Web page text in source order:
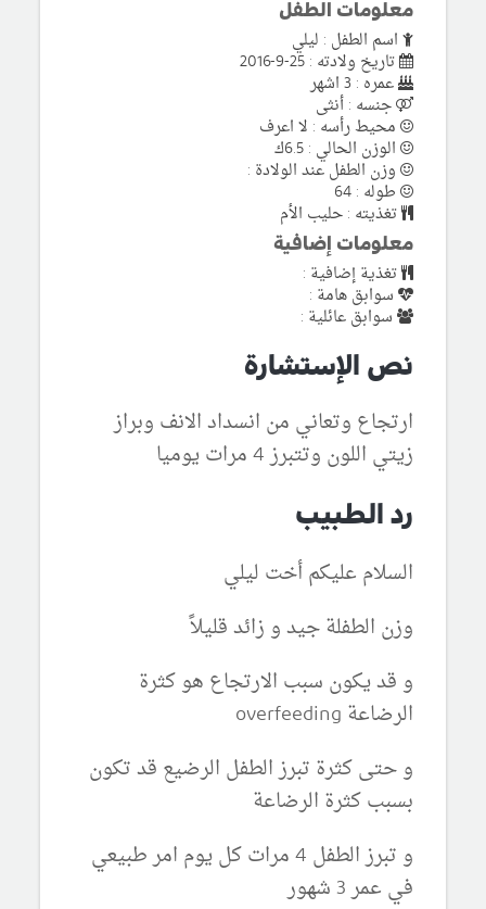
معلومات الطفل
اسم الطفل : ليلي
تاريخ ولادته : 25-9-2016
عمره : 3 اشهر
جنسه : أنثى
محيط رأسه : لا اعرف
الوزن الحالي : 6.5ك
وزن الطفل عند الولادة :
طوله : 64
تغذيته : حليب الأم
معلومات إضافية
تغذية إضافية :
سوابق هامة :
سوابق عائلية :
نص الإستشارة
ارتجاع وتعاني من انسداد الانف وبراز
زيتي اللون وتتبرز 4 مرات يوميا
رد الطبيب
السلام عليكم أخت ليلي
وزن الطفلة جيد و زائد قليلاً
و قد يكون سبب الارتجاع هو كثرة
الرضاعة overfeeding
و حتى كثرة تبرز الطفل الرضيع قد تكون
بسبب كثرة الرضاعة
و تبرز الطفل 4 مرات كل يوم امر طبيعي
في عمر 3 شهور